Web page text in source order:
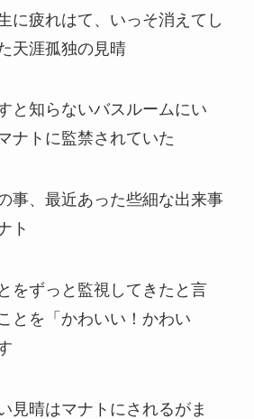
に疲れはて、いっそ消えてし
天涯孤独の見晴
と知らないバスルームにい
ナトに監禁されていた
事、最近あった些細な出来事
ト
をずっと監視してきたと言
とを「かわいい！かわい
見晴はマナトにされるがま